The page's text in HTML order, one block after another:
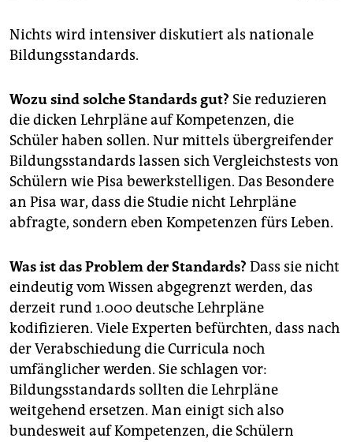
gesellschaft
kultur
sport
berlin
nord
wahrheit
verlag
verlag
veranstaltungen
shop
fragen & hilfe
unterstützen
abo
Nichts wird intensiver diskutiert als nationale
Bildungsstandards.
Wozu sind solche Standards gut? Sie reduzieren
die dicken Lehrpläne auf Kompetenzen, die
Schüler haben sollen. Nur mittels übergreifender
Bildungsstandards lassen sich Vergleichstests von
Schülern wie Pisa bewerkstelligen. Das Besondere
an Pisa war, dass die Studie nicht Lehrpläne
abfragte, sondern eben Kompetenzen fürs Leben.
Was ist das Problem der Standards? Dass sie nicht
eindeutig vom Wissen abgegrenzt werden, das
derzeit rund 1.000 deutsche Lehrpläne
kodifizieren. Viele Experten befürchten, dass nach
der Verabschiedung die Curricula noch
umfänglicher werden. Sie schlagen vor:
Bildungsstandards sollten die Lehrpläne
weitgehend ersetzen. Man einigt sich also
bundesweit auf Kompetenzen, die Schülern